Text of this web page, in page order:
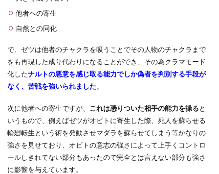
1.10
第1
ちはオ
まと
め
他者への寄生
自然との同化
で、ゼツは他者のチャクラを吸うことでその人物のチャクラまで
をも再現した成り代わりになることができ、その為クラマモード
化したナルトの悪意を感じ取る能力でしか偽者を判別する手段が
なく、苦戦を強いられました。
次に他者への寄生ですが、 これは憑りついた相手の能力を操ると
いうもので、例えばゼツがオビトに寄生した際、死人を蘇らせる
輪廻転生という術を発動させマダラを蘇らせてしまう等かなりの
強さを見せており、オビトの意志の強さによって上手くコントロ
ールしきれてない部分もあったので完全とは言えない部分も強さ
に影響を与えています。